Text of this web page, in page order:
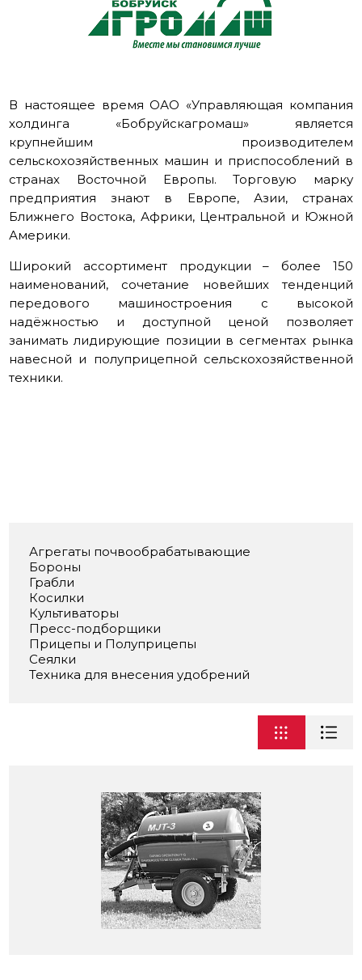
В настоящее время ОАО «Управляющая компания
холдинга «Бобруйскагромаш» является
крупнейшим производителем
сельскохозяйственных машин и приспособлений в
странах Восточной Европы. Торговую марку
предприятия знают в Европе, Азии, странах
Ближнего Востока, Африки, Центральной и Южной
Америки.
Широкий ассортимент продукции – более 150
наименований, сочетание новейших тенденций
передового машиностроения с высокой
надёжностью и доступной ценой позволяет
занимать лидирующие позиции в сегментах рынка
навесной и полуприцепной сельскохозяйственной
техники.
Агрегаты почвообрабатывающие
Бороны
Грабли
Косилки
Культиваторы
Пресс-подборщики
Прицепы и Полуприцепы
Сеялки
Техника для внесения удобрений